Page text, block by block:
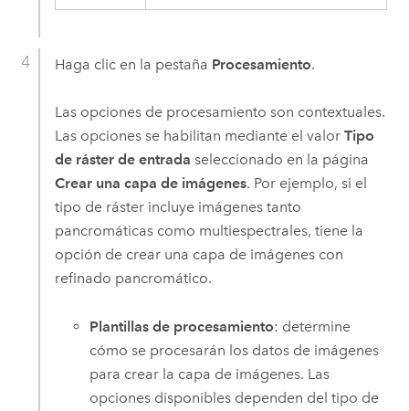
Haga clic en la pestaña Procesamiento.
Las opciones de procesamiento son contextuales.
Las opciones se habilitan mediante el valor Tipo
de ráster de entrada seleccionado en la página
Crear una capa de imágenes. Por ejemplo, si el
tipo de ráster incluye imágenes tanto
pancromáticas como multiespectrales, tiene la
opción de crear una capa de imágenes con
refinado pancromático.
Plantillas de procesamiento: determine
cómo se procesarán los datos de imágenes
para crear la capa de imágenes. Las
opciones disponibles dependen del tipo de